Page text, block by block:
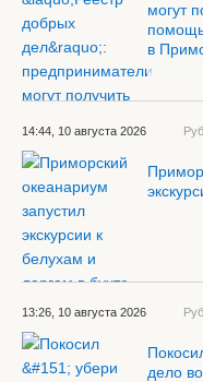
могут
в
14:44, 10 августа 2026
13:26, 10 августа 2026
дело